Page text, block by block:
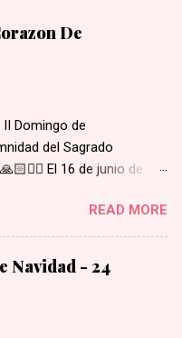
De
Domingo de
del Sagrado
El 16 de junio de
Margarita María de
estaba rodeado de
de espinas, con una
brotaba sangre y, del
Señor decir: "He
READ MORE
Navidad - 24